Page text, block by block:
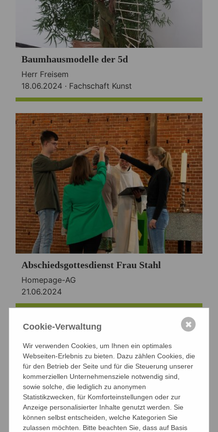
Baumhausmodelle der 5d
Herr Freisem
18.06.2024 · Fachschaft Kunst
Abschiedsgottesdienst Frau Stahl
Homepage-AG
21.06.2024
Cookie-Verwaltung
Wir verwenden Cookies, um Ihnen ein optimales
Webseiten-Erlebnis zu bieten. Dazu zählen Cookies, die
für den Betrieb der Seite und für die Steuerung unserer
kommerziellen Unternehmensziele notwendig sind,
sowie solche, die lediglich zu anonymen
Statistikzwecken, für Komforteinstellungen oder zur
Anzeige personalisierter Inhalte genutzt werden. Sie
können selbst entscheiden, welche Kategorien Sie
zulassen möchten. Bitte beachten Sie, dass auf Basis
✖